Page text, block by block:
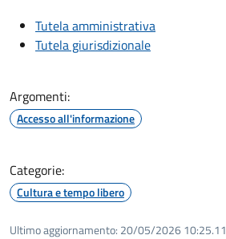
Tutela amministrativa
Tutela giurisdizionale
Argomenti:
Accesso all'informazione
Categorie:
Cultura e tempo libero
Ultimo aggiornamento: 20/05/2026 10:25.11